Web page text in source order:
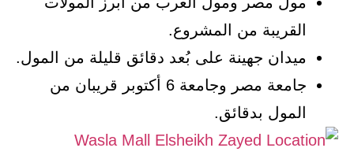
القريبة من المشروع.
ميدان جهينة على بُعد دقائق قليلة من المول.
جامعة مصر وجامعة 6 أكتوبر قريبان من
المول بدقائق.